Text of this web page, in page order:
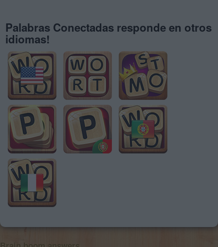
Palabras Conectadas responde en otros
idiomas!